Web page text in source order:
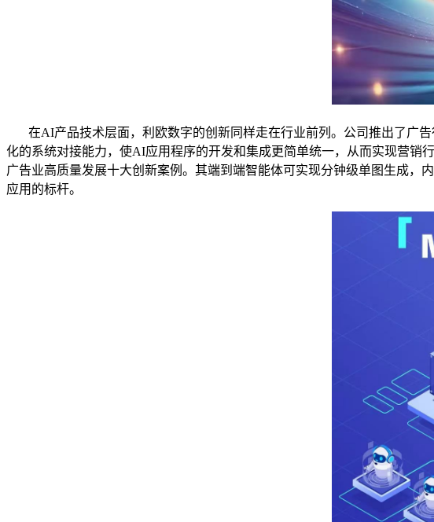
在AI产品技术层面，利欧数字的创新同样走在行业前列。公司推出了广告
化的系统对接能力，使AI应用程序的开发和集成更简单统一，从而实现营销
广告业高质量发展十大创新案例。其端到端智能体可实现分钟级单图生成，
应用的标杆。